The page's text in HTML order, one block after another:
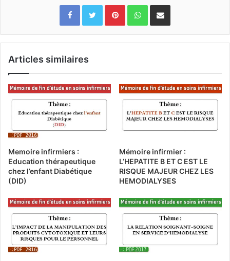
Pinterest WhatsApp
Articles similaires
Memoire infirmiers :
Education thérapeutique
chez l’enfant Diabétique
(DID)
Mémoire infirmier :
L’HEPATITE B ET C EST LE
RISQUE MAJEUR CHEZ LES
HEMODIALYSES